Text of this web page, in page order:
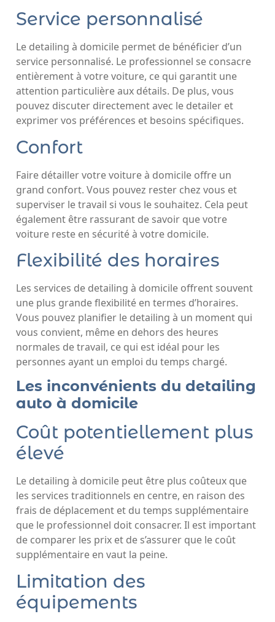
Service personnalisé
Le detailing à domicile permet de bénéficier d’un
service personnalisé. Le professionnel se consacre
entièrement à votre voiture, ce qui garantit une
attention particulière aux détails. De plus, vous
pouvez discuter directement avec le detailer et
exprimer vos préférences et besoins spécifiques.
Confort
Faire détailler votre voiture à domicile offre un
grand confort. Vous pouvez rester chez vous et
superviser le travail si vous le souhaitez. Cela peut
également être rassurant de savoir que votre
voiture reste en sécurité à votre domicile.
Flexibilité des horaires
Les services de detailing à domicile offrent souvent
une plus grande flexibilité en termes d’horaires.
Vous pouvez planifier le detailing à un moment qui
vous convient, même en dehors des heures
normales de travail, ce qui est idéal pour les
personnes ayant un emploi du temps chargé.
Les inconvénients du detailing
auto à domicile
Coût potentiellement plus
élevé
Le detailing à domicile peut être plus coûteux que
les services traditionnels en centre, en raison des
frais de déplacement et du temps supplémentaire
que le professionnel doit consacrer. Il est important
de comparer les prix et de s’assurer que le coût
supplémentaire en vaut la peine.
Limitation des
équipements